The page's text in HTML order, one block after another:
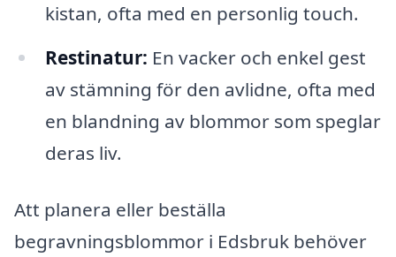
kistan, ofta med en personlig touch.
Restinatur: En vacker och enkel gest
av stämning för den avlidne, ofta med
en blandning av blommor som speglar
deras liv.
Att planera eller beställa
begravningsblommor i Edsbruk behöver